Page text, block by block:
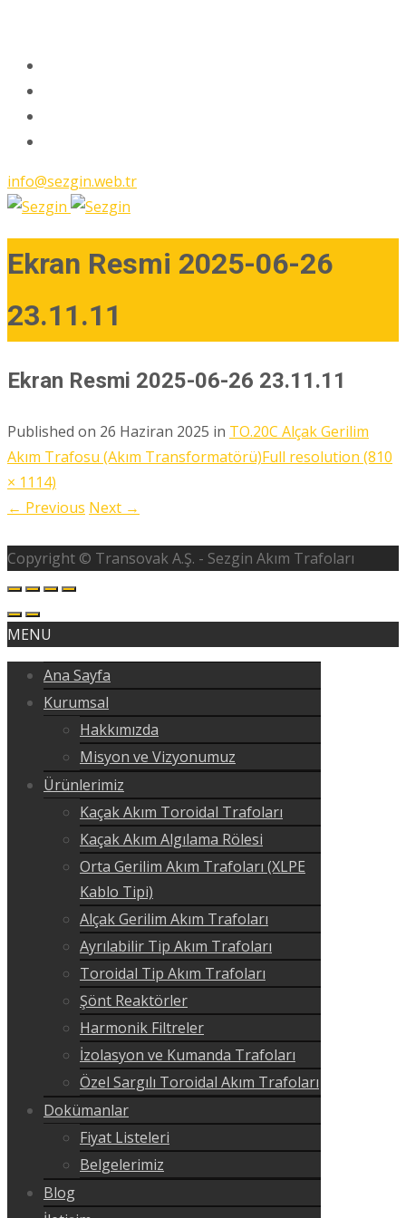
info@sezgin.web.tr
Ekran Resmi 2025-06-26
23.11.11
Ekran Resmi 2025-06-26 23.11.11
Published on 26 Haziran 2025 in TO.20C Alçak Gerilim
Akım Trafosu (Akım Transformatörü)Full resolution (810
× 1114)
← Previous Next →
Copyright © Transovak A.Ş. - Sezgin Akım Trafoları
MENU
Ana Sayfa
Kurumsal
Hakkımızda
Misyon ve Vizyonumuz
Ürünlerimiz
Kaçak Akım Toroidal Trafoları
Kaçak Akım Algılama Rölesi
Orta Gerilim Akım Trafoları (XLPE
Kablo Tipi)
Alçak Gerilim Akım Trafoları
Ayrılabilir Tip Akım Trafoları
Toroidal Tip Akım Trafoları
Şönt Reaktörler
Harmonik Filtreler
İzolasyon ve Kumanda Trafoları
Özel Sargılı Toroidal Akım Trafoları
Dokümanlar
Fiyat Listeleri
Belgelerimiz
Blog